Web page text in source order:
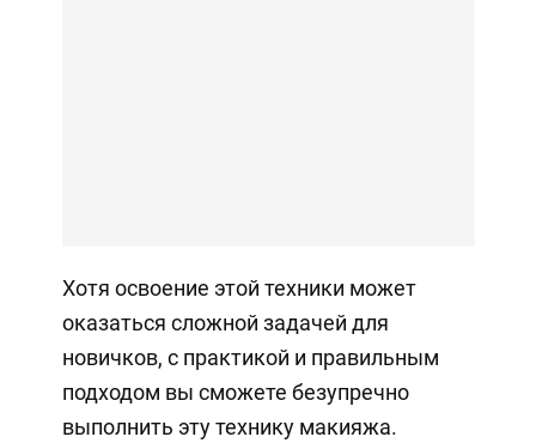
Хотя освоение этой техники может
оказаться сложной задачей для
новичков, с практикой и правильным
подходом вы сможете безупречно
выполнить эту технику макияжа.